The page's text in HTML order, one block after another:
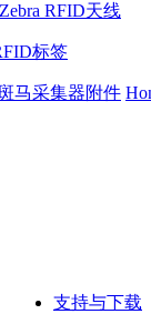
Zebra RFID天线
标签
马采集器附件
支持与下载